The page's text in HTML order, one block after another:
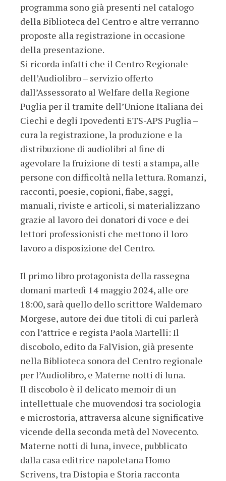
programma sono già presenti nel catalogo
della Biblioteca del Centro e altre verranno
proposte alla registrazione in occasione
della presentazione.
Si ricorda infatti che il Centro Regionale
dell’Audiolibro – servizio offerto
dall’Assessorato al Welfare della Regione
Puglia per il tramite dell’Unione Italiana dei
Ciechi e degli Ipovedenti ETS-APS Puglia –
cura la registrazione, la produzione e la
distribuzione di audiolibri al fine di
agevolare la fruizione di testi a stampa, alle
persone con difficoltà nella lettura. Romanzi,
racconti, poesie, copioni, fiabe, saggi,
manuali, riviste e articoli, si materializzano
grazie al lavoro dei donatori di voce e dei
lettori professionisti che mettono il loro
lavoro a disposizione del Centro.
Il primo libro protagonista della rassegna
domani martedì 14 maggio 2024, alle ore
18:00, sarà quello dello scrittore Waldemaro
Morgese, autore dei due titoli di cui parlerà
con l’attrice e regista Paola Martelli: Il
discobolo, edito da FalVision, già presente
nella Biblioteca sonora del Centro regionale
per l’Audiolibro, e Materne notti di luna.
Il discobolo è il delicato memoir di un
intellettuale che muovendosi tra sociologia
e microstoria, attraversa alcune significative
vicende della seconda metà del Novecento.
Materne notti di luna, invece, pubblicato
dalla casa editrice napoletana Homo
Scrivens, tra Distopia e Storia racconta